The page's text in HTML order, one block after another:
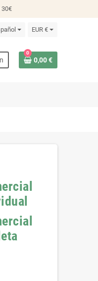
EUR €
0
0,00 €